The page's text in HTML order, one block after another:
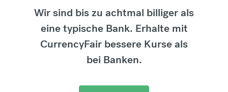
Wir sind bis zu achtmal billiger als
eine typische Bank. Erhalte mit
CurrencyFair bessere Kurse als
bei Banken.